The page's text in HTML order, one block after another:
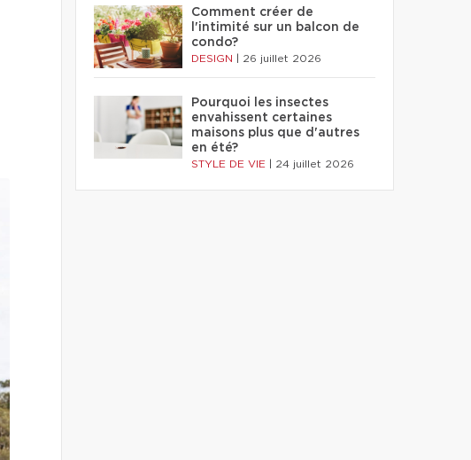
Comment créer de
l'intimité sur un balcon de
condo?
DESIGN 26 juillet 2026
Pourquoi les insectes
envahissent certaines
maisons plus que d'autres
en été?
STYLE DE VIE 24 juillet 2026